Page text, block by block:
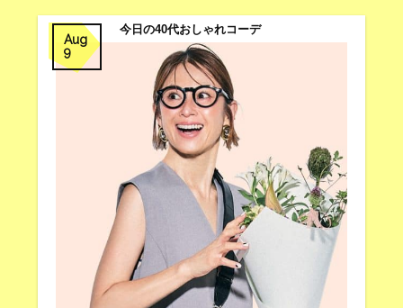
Aug
9
今日の40代おしゃれコーデ